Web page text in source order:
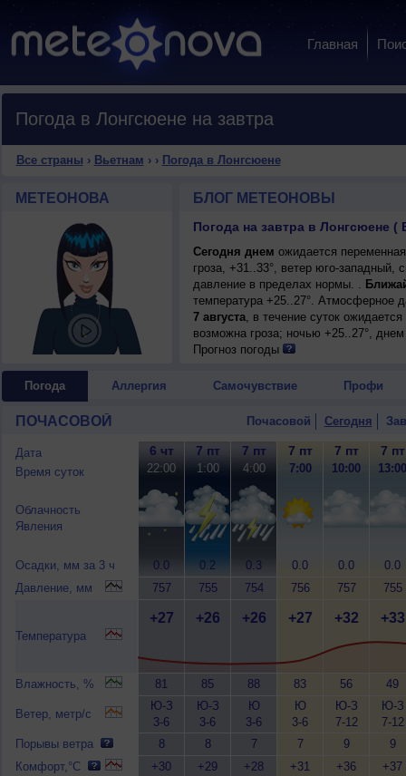
Главная
Погода в Лонгсюене на завтра
Все страны › Вьетнам › › Погода в Лонгсюене
МЕТЕОНОВА БЛОГ МЕТЕОНОВЫ
Погода на завтра в Лонгсюене (
Сегодня днем ожидается
гроза, +31..33°, ветер юго-
давление в пределах нормы. .
температура +25..27°. Атмосферное
7 августа, в течение суток
возможна гроза; ночью +25..27°,
порывы до 9 м/с.
Прогноз погоды
Погода Аллергия Самочувствие Профи
ПОЧАСОВОЙ Почасовой Сегодня
Дата
Время суток
Облачность
Явления
Осадки, мм за 3 ч
Давление, мм
Температура
Влажность, %
Ветер, метр/с
Порывы ветра
Комфорт,°C
6 чт
22:00
0.0
757
+27
81
Ю-З
3-6
8
+30
7 пт
1:00
0.2
755
+26
85
Ю-З
3-6
8
+29
7 пт
4:00
0.3
754
+26
88
Ю
3-6
7
+28
7 пт
7:00
0.0
756
+27
83
Ю
3-6
7
+31
7 пт
10:00
0.0
757
+32
56
Ю-З
7-12
9
+36
7 пт
13:00
0.0
755
+33
49
Ю-З
7-12
9
+37